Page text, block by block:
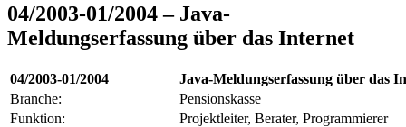
04/2003-01/2004 – Java-
Meldungserfassung über das Internet
04/2003-01/2004
Java-Meldungserfassung über das
Branche:
Pensionskasse
Funktion:
Projektleiter, Berater, Programmierer